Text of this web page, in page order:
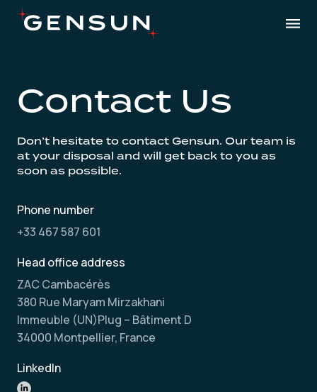
Contact Us
Don’t hesitate to contact Gensun. Our team is
at your disposal and will get back to you as
soon as possible.
Phone number
+33 467 587 601
Head office address
ZAC Cambacérès
380 Rue Maryam Mirzakhani
Immeuble (UN)Plug – Bâtiment D
34000 Montpellier, France
LinkedIn